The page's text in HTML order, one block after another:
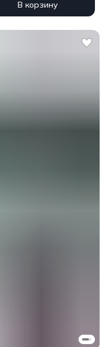
12/13,
5/16&quot;-3/8&quot;
Wera WE-073495
В корзину